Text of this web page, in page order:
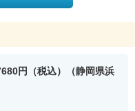
円（税込）（静岡県浜